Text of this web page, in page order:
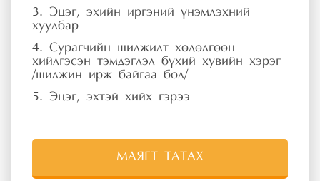
3. Эцэг, эхийн иргэний үнэмлэхний
хуулбар
4. Сурагчийн шилжилт хөдөлгөөн
хийлгэсэн тэмдэглэл бүхий хувийн хэрэг
/шилжин ирж байгаа бол/
5. Эцэг, эхтэй хийх гэрээ